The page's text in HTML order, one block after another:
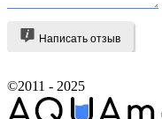
Написать отзыв
©2011 - 2025